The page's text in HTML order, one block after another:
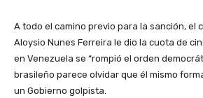
A todo el camino previo para la sanción, el
Aloysio Nunes Ferreira le dio la cuota de
en Venezuela se “rompió el orden
brasileño parece olvidar que él mismo
un Gobierno golpista.